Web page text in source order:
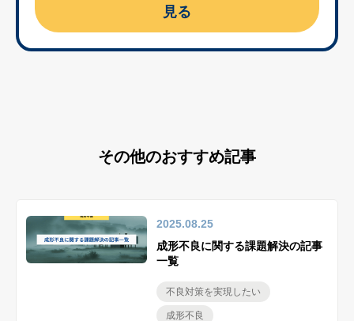
見る
その他のおすすめ記事
2025.08.25
成形不良に関する課題解決の記事
一覧
不良対策を実現したい
成形不良